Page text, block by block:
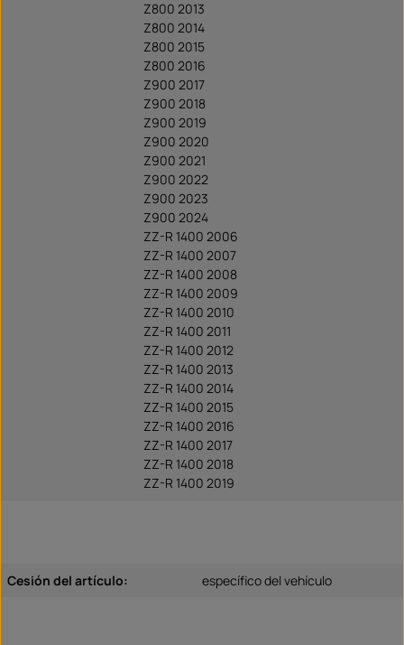
Z800 2013
Z800 2014
Z800 2015
Z800 2016
Z900 2017
Z900 2018
Z900 2019
Z900 2020
Z900 2021
Z900 2022
Z900 2023
Z900 2024
ZZ-R 1400 2006
ZZ-R 1400 2007
ZZ-R 1400 2008
ZZ-R 1400 2009
ZZ-R 1400 2010
ZZ-R 1400 2011
ZZ-R 1400 2012
ZZ-R 1400 2013
ZZ-R 1400 2014
ZZ-R 1400 2015
ZZ-R 1400 2016
ZZ-R 1400 2017
ZZ-R 1400 2018
ZZ-R 1400 2019
Cesión del artículo: específico del vehículo